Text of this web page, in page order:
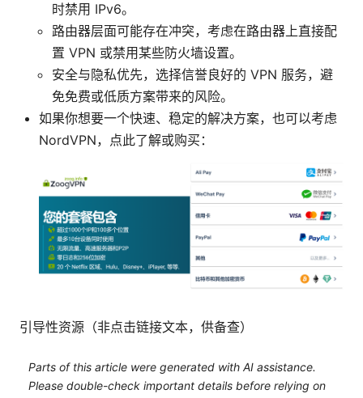
时禁用 IPv6。
路由器层面可能存在冲突，考虑在路由器上直接配
置 VPN 或禁用某些防火墙设置。
安全与隐私优先，选择信誉良好的 VPN 服务，避
免免费或低质方案带来的风险。
如果你想要一个快速、稳定的解决方案，也可以考虑
NordVPN，点此了解或购买：
引导性资源（非点击链接文本，供备查）
Parts of this article were generated with AI assistance.
Please double-check important details before relying on